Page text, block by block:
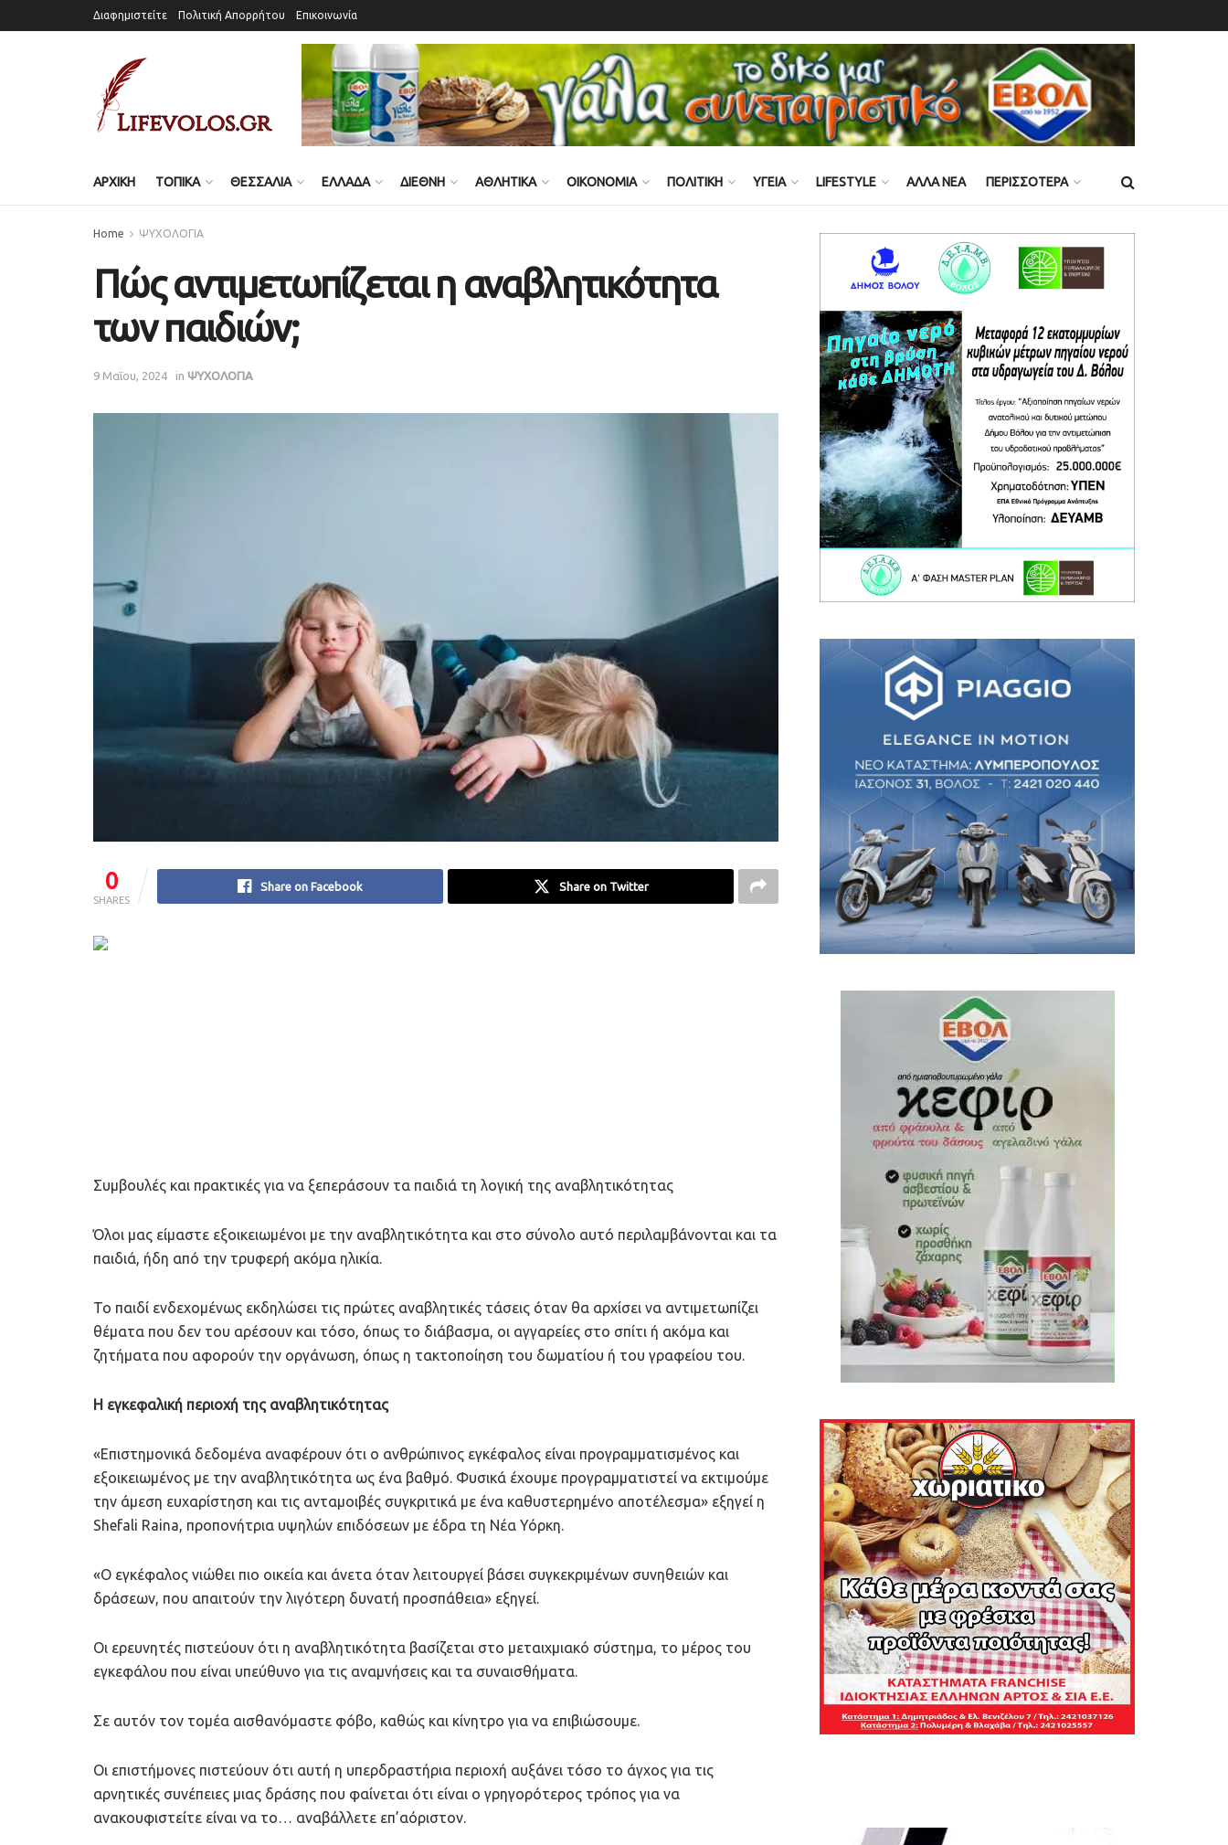
Διαφημιστείτε Πολιτική Απορρήτου Επικοινωνία
ΑΡΧΙΚΗ ΤΟΠΙΚΑ ΘΕΣΣΑΛΙΑ ΕΛΛΑΔΑ ΔΙΕΘΝΗ ΑΘΛΗΤΙΚΑ ΟΙΚΟΝΟΜΙΑ ΠΟΛΙΤΙΚΗ ΥΓΕΙΑ LIFESTYLE ΑΛΛΑ ΝΕΑ ΠΕΡΙΣΣΟΤΕΡΑ
Home ΨΥΧΟΛΟΓΙΑ
Πώς αντιμετωπίζεται η αναβλητικότητα
των παιδιών;
9 Μαΐου, 2024 in ΨΥΧΟΛΟΓΙΑ
0
SHARES
Share on Facebook Share on Twitter
Συμβουλές και πρακτικές για να ξεπεράσουν τα παιδιά τη λογική της αναβλητικότητας
Όλοι μας είμαστε εξοικειωμένοι με την αναβλητικότητα και στο σύνολο αυτό περιλαμβάνονται και τα
παιδιά, ήδη από την τρυφερή ακόμα ηλικία.
Το παιδί ενδεχομένως εκδηλώσει τις πρώτες αναβλητικές τάσεις όταν θα αρχίσει να αντιμετωπίζει
θέματα που δεν του αρέσουν και τόσο, όπως το διάβασμα, οι αγγαρείες στο σπίτι ή ακόμα και
ζητήματα που αφορούν την οργάνωση, όπως η τακτοποίηση του δωματίου ή του γραφείου του.
Η εγκεφαλική περιοχή της αναβλητικότητας
«Επιστημονικά δεδομένα αναφέρουν ότι ο ανθρώπινος εγκέφαλος είναι προγραμματισμένος και
εξοικειωμένος με την αναβλητικότητα ως ένα βαθμό. Φυσικά έχουμε προγραμματιστεί να εκτιμούμε
την άμεση ευχαρίστηση και τις ανταμοιβές συγκριτικά με ένα καθυστερημένο αποτέλεσμα» εξηγεί η
Shefali Raina, προπονήτρια υψηλών επιδόσεων με έδρα τη Νέα Υόρκη.
«Ο εγκέφαλος νιώθει πιο οικεία και άνετα όταν λειτουργεί βάσει συγκεκριμένων συνηθειών και
δράσεων, που απαιτούν την λιγότερη δυνατή προσπάθεια» εξηγεί.
Οι ερευνητές πιστεύουν ότι η αναβλητικότητα βασίζεται στο μεταιχμιακό σύστημα, το μέρος του
εγκεφάλου που είναι υπεύθυνο για τις αναμνήσεις και τα συναισθήματα.
Σε αυτόν τον τομέα αισθανόμαστε φόβο, καθώς και κίνητρο για να επιβιώσουμε.
Οι επιστήμονες πιστεύουν ότι αυτή η υπερδραστήρια περιοχή αυξάνει τόσο το άγχος για τις
αρνητικές συνέπειες μιας δράσης που φαίνεται ότι είναι ο γρηγορότερος τρόπος για να
ανακουφιστείτε είναι να το… αναβάλλετε επ’αόριστον.